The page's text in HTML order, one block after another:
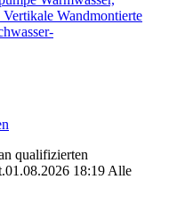
Wandmontierte
qualifizierten
18:19 Alle